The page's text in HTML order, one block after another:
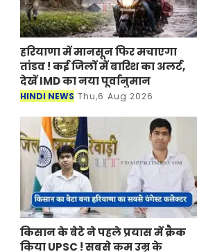
हरियाणा में मानसून फिर मचाएगा
तांडव ! कई जिलों में बारिश का अलर्ट,
देखें IMD का नया पूर्वानुमान
HINDI NEWS Thu,6 Aug 2026
किसान के बेटे ने पहले प्रयास में क्रैक
किया UPSC ! सबसे कम उम्र के